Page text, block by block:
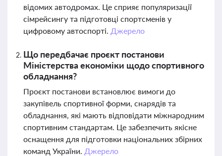
відомих автодромах. Це сприяє популяризації
сімрейсингу та підготовці спортсменів у
цифровому автоспорті. Джерело
Що передбачає проєкт постанови
Міністерства економіки щодо спортивного
обладнання?
Проєкт постанови встановлює вимоги до
закупівель спортивної форми, снарядів та
обладнання, які мають відповідати міжнародним
спортивним стандартам. Це забезпечить якісне
оснащення для підготовки національних збірних
команд України. Джерело